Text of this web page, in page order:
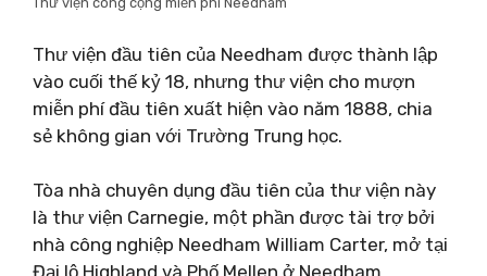
Thư viện đầu tiên của Needham được thành lập
vào cuối thế kỷ 18, nhưng thư viện cho mượn
miễn phí đầu tiên xuất hiện vào năm 1888, chia
sẻ không gian với Trường Trung học.
Tòa nhà chuyên dụng đầu tiên của thư viện này
là thư viện Carnegie, một phần được tài trợ bởi
nhà công nghiệp Needham William Carter, mở tại
Đại lộ Highland và Phố Mellen ở Needham.